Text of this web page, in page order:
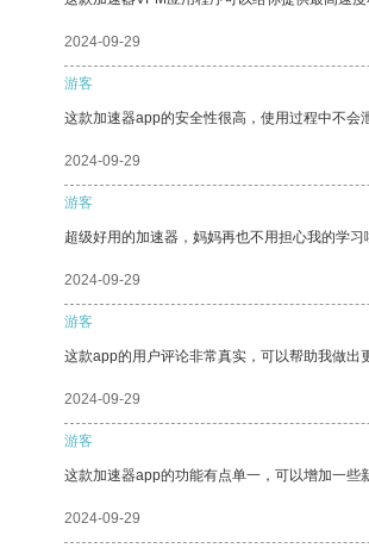
2024-09-29
游客
这款加速器app的安全性很高，使用过程中不会
2024-09-29
游客
超级好用的加速器，妈妈再也不用担心我的学习
2024-09-29
游客
这款app的用户评论非常真实，可以帮助我做出
2024-09-29
游客
这款加速器app的功能有点单一，可以增加一些
2024-09-29